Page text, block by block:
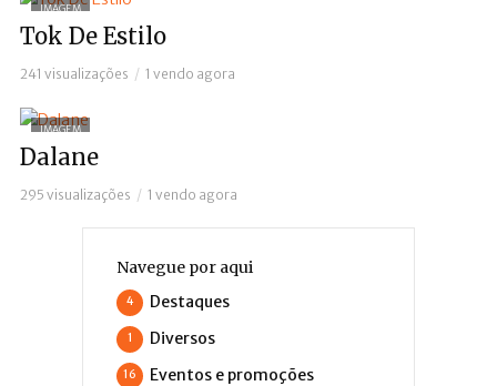
IMAGEM
Tok De Estilo
241 visualizações 1 vendo agora
IMAGEM
Dalane
295 visualizações 1 vendo agora
Navegue por aqui
Destaques
4
Diversos
1
Eventos e promoções
16